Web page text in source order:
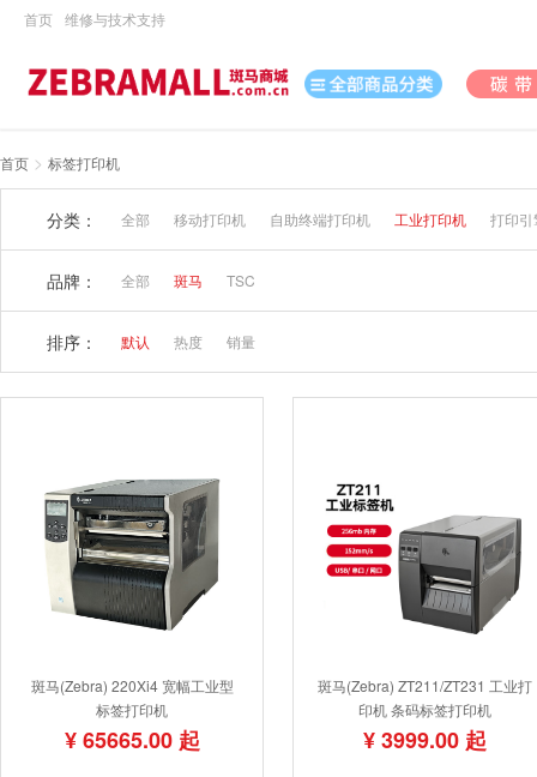
首页 维修与技术支持
打印机
数据采集
数码
办公用品
电脑、办公
日用百货
休闲娱乐
首页 > 标签打印机
分类： 全部 移动打印机 自助终端打印机 工业打印机 打印引
品牌： 全部 斑马 TSC
排序： 默认 热度 销量
斑马(Zebra) 220Xi4 宽幅工业型
标签打印机
¥ 65665.00 起
斑马(Zebra) ZT211/ZT231 工业打
印机 条码标签打印机
¥ 3999.00 起